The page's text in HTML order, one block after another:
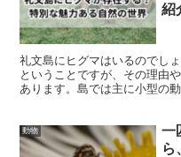
紹
礼文島にヒグマはいるのでし
ということですが、その理由
あります。島では主に小型の
動物
一
ら